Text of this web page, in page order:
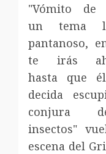
"Vómito de
un tema
pantanoso,
te irás
hasta que
decida
conjura
insectos"
escena del